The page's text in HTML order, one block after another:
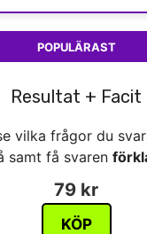
POPULÄRAST
Resultat + Facit
vilka frågor du
samt få svaren
79 kr
KÖP